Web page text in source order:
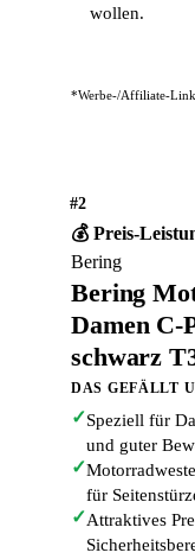
wollen.
*Werbe-/Affiliate-Link
#2
💰 Preis-
Bering
Bering
Damen
schwarz
DAS GEFÄLLT
✓Speziell für
und guter
✓
für
✓Attraktives